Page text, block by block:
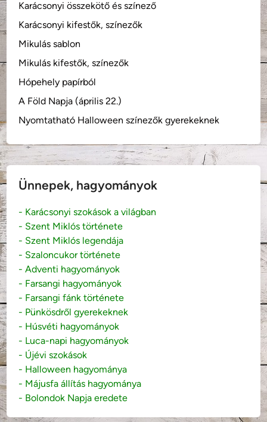
Karácsonyi összekötő és színező
Karácsonyi kifestők, színezők
Mikulás sablon
Mikulás kifestők, színezők
Hópehely papírból
A Föld Napja (április 22.)
Nyomtatható Halloween színezők gyerekeknek
Ünnepek, hagyományok
- Karácsonyi szokások a világban
- Szent Miklós története
- Szent Miklós legendája
- Szaloncukor története
- Adventi hagyományok
- Farsangi hagyományok
- Farsangi fánk története
- Pünkösdről gyerekeknek
- Húsvéti hagyományok
- Luca-napi hagyományok
- Újévi szokások
- Halloween hagyománya
- Májusfa állítás hagyománya
- Bolondok Napja eredete